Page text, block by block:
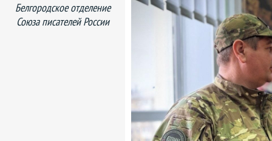
Белгородское отделение
Союза писателей России